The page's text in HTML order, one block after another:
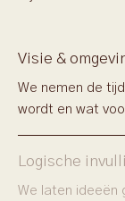
Visie &
We nemen de
wordt en wat
Logische
We laten ideeën